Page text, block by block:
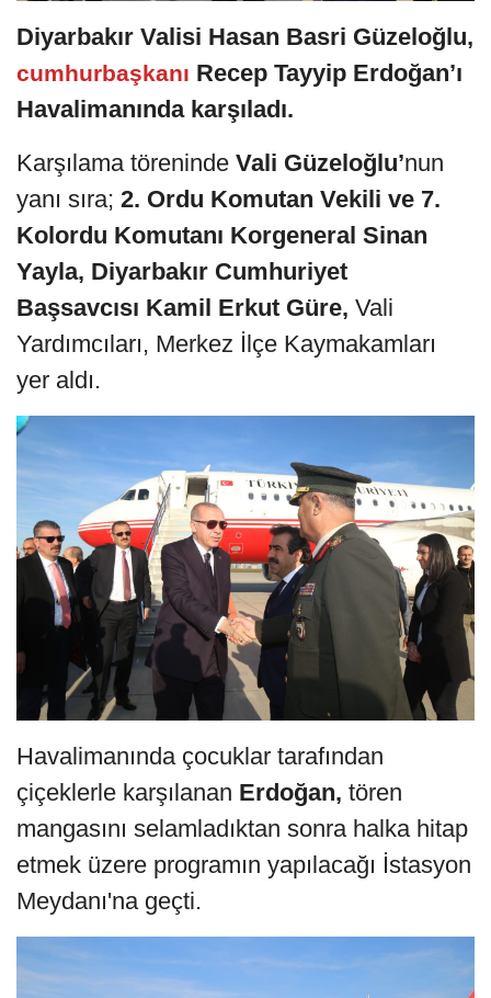
Diyarbakır Valisi Hasan Basri Güzeloğlu,
cumhurbaşkanı Recep Tayyip Erdoğan’ı
Havalimanında karşıladı.
Karşılama töreninde Vali Güzeloğlu’nun
yanı sıra; 2. Ordu Komutan Vekili ve 7.
Kolordu Komutanı Korgeneral Sinan
Yayla, Diyarbakır Cumhuriyet
Başsavcısı Kamil Erkut Güre, Vali
Yardımcıları, Merkez İlçe Kaymakamları
yer aldı.
Havalimanında çocuklar tarafından
çiçeklerle karşılanan Erdoğan, tören
mangasını selamladıktan sonra halka hitap
etmek üzere programın yapılacağı İstasyon
Meydanı'na geçti.